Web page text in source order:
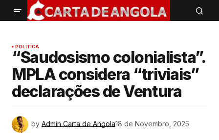
POLITICA
“Saudosismo colonialista”.
MPLA considera “triviais”
declarações de Ventura
by Admin Carta de Angola18 de Novembro, 2025